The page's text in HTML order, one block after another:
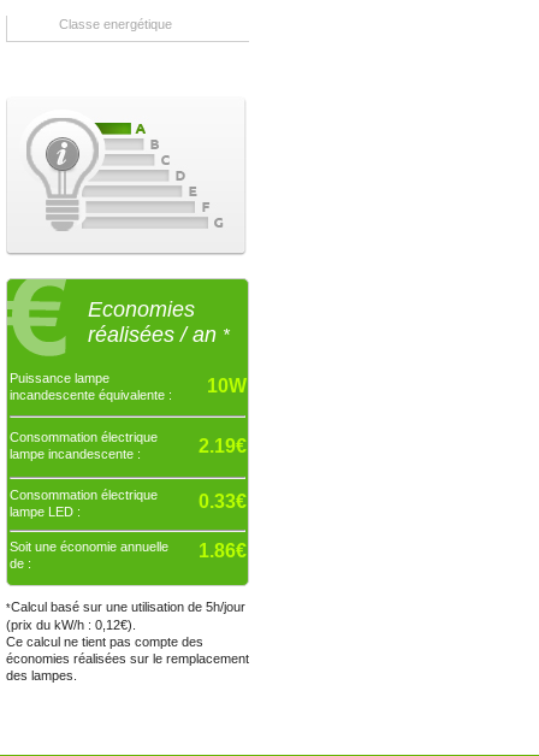
Classe energétique
Economies
réalisées / an *
Puissance lampe
incandescente équivalente :
10W
Consommation électrique
lampe incandescente :
2.19€
Consommation électrique
lampe LED :
0.33€
Soit une économie annuelle
de :
1.86€
*Calcul basé sur une utilisation de 5h/jour
(prix du kW/h : 0,12€).
Ce calcul ne tient pas compte des
économies réalisées sur le remplacement
des lampes.